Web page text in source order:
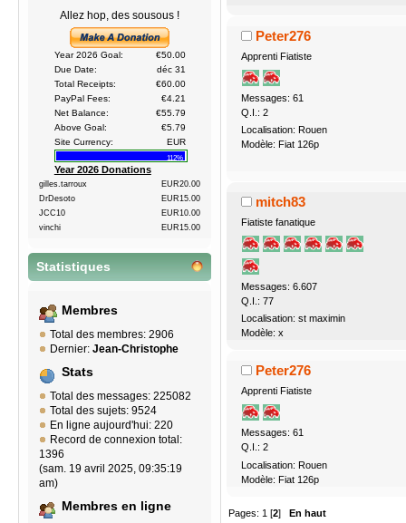
Allez hop, des sousous !
Year 2026 Goal:
€50.00
Due Date:
déc 31
Total Receipts:
€60.00
PayPal Fees:
€4.21
Net Balance:
€55.79
Above Goal:
€5.79
Site Currency:
EUR
112%
Year 2026 Donations
gilles.tarroux
EUR20.00
DrDesoto
EUR15.00
JCC10
EUR10.00
vinchi
EUR15.00
Statistiques
Membres
Total des membres: 2906
Dernier: Jean-Christophe
Stats
Total des messages: 225082
Total des sujets: 9524
En ligne aujourd'hui: 220
Record de connexion total:
1396
(sam. 19 avril 2025, 09:35:19
am)
Membres en ligne
Peter276
Apprenti Fiatiste
Messages: 61
Q.I.: 2
Localisation: Rouen
Modèle: Fiat 126p
mitch83
Fiatiste fanatique
Messages: 6.607
Q.I.: 77
Localisation: st maximin
Modèle: x
Peter276
Apprenti Fiatiste
Messages: 61
Q.I.: 2
Localisation: Rouen
Modèle: Fiat 126p
Pages: 1 [2]En haut